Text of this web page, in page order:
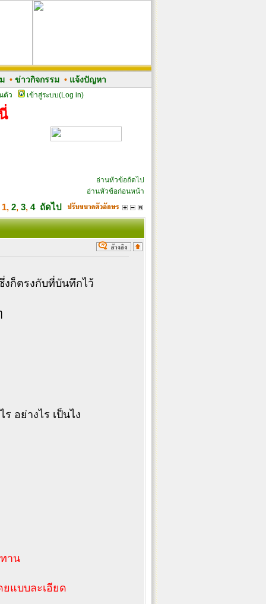
• ข่าวกิจกรรม• แจ้งปัญหา
ตัว เข้าสู่ระบบ(Log in)
อ่านหัวข้อถัดไป
อ่านหัวข้อก่อนหน้า
1, 2, 3, 4 ถัดไป
งก็ตรงกับที่บันทึกไว้
อย่างไร เป็นไง
าน
แบบละเอียด